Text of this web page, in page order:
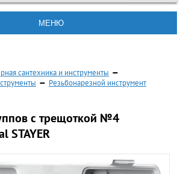
МЕНЮ
сантехника и инструменты —
— Резьбонарезной инструмент
с трещоткой №4
STAYER